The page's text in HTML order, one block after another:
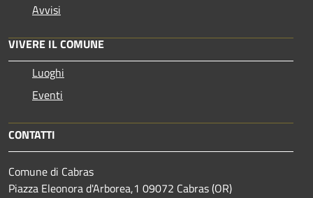
Avvisi
VIVERE IL COMUNE
Luoghi
Eventi
CONTATTI
Comune di Cabras
Piazza Eleonora d'Arborea,1 09072 Cabras (OR)